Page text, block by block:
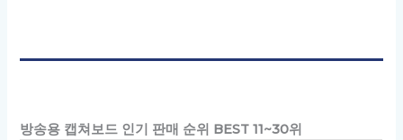
방송용 캡쳐보드 인기 판매 순위 BEST 11~30위